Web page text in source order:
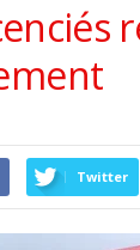
Twitter